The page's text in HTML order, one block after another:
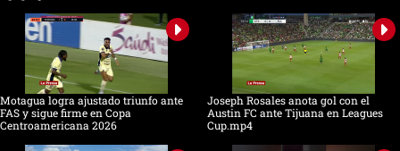
Motagua logra ajustado triunfo ante
FAS y sigue firme en Copa
Centroamericana 2026
Joseph Rosales anota gol con el
Austin FC ante Tijuana en Leagues
Cup.mp4